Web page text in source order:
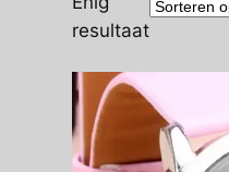
resultaat